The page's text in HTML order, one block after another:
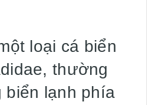
loại cá biển
thường
biển lạnh phía